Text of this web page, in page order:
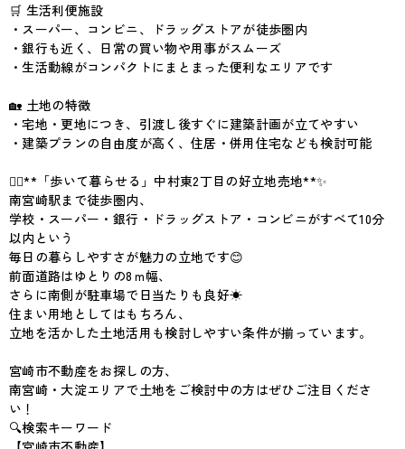
🛒 生活利便施設
・スーパー、コンビニ、ドラッグストアが徒歩圏内
・銀行も近く、日常の買い物や用事がスムーズ
・生活動線がコンパクトにまとまった便利なエリアです
🏡 土地の特徴
・宅地・更地につき、引渡し後すぐに建築計画が立てやすい
・建築プランの自由度が高く、住居・併用住宅なども検討可能
🚶‍♂️**「歩いて暮らせる」中村東2丁目の好立地売地**✨
南宮崎駅まで徒歩圏内、
学校・スーパー・銀行・ドラッグストア・コンビニがすべて10分
以内という
毎日の暮らしやすさが魅力の立地です😊
前面道路はゆとりの8ｍ幅、
さらに南側が駐車場で日当たりも良好☀
住まい用地としてはもちろん、
立地を活かした土地活用も検討しやすい条件が揃っています。
宮崎市不動産をお探しの方、
南宮崎・大淀エリアで土地をご検討中の方はぜひご注目くださ
い！
🔍検索キーワード